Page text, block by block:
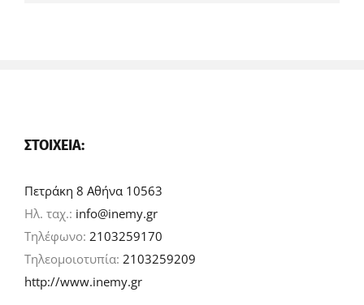
ΣΤΟΙΧΕΊΑ:
Πετράκη 8 Αθήνα 10563
Ηλ. ταχ.: info@inemy.gr
Τηλέφωνο: 2103259170
Τηλεομοιοτυπία: 2103259209
http://www.inemy.gr